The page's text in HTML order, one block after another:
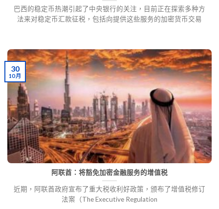
巴西的稳定币热潮引起了中央银行的关注，目前正在探索多种方
法来对稳定币汇款征税，包括向提供这些服务的加密货币交易
阿联酋：将豁免加密金融服务的增值税
近期，阿联酋政府宣布了重大税收利好政策，颁布了增值税修订
法案（The Executive Regulation
30
10 月